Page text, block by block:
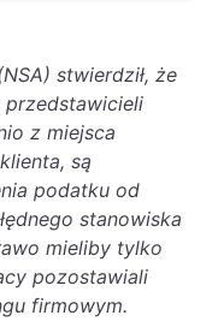
stwierdził, że
z miejsca
są
podatku od
stanowiska
mieliby tylko
pozostawiali
firmowym.